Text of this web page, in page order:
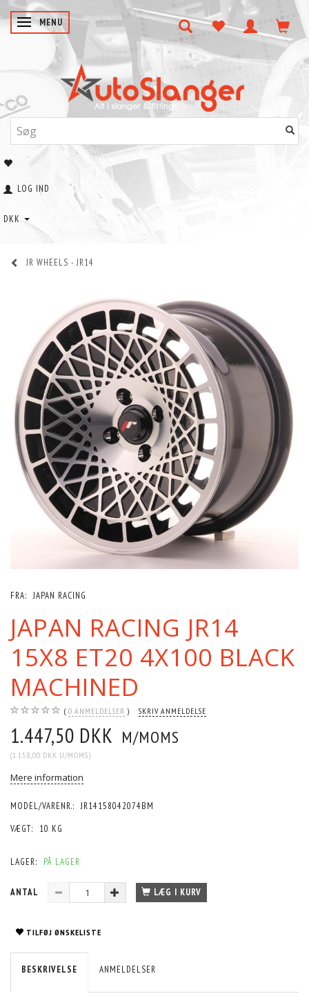
SKIFTE NAVIGATION
MENU
LOG IND
DKK
JR WHEELS - JR14
FRA: JAPAN RACING
JAPAN RACING JR14
15X8 ET20 4X100 BLACK
MACHINED
0 ANMELDELSER SKRIV ANMELDELSE
1.447,50 DKK M/MOMS
(1.158,00 DKK U/MOMS)
Mere information
MODEL/VARENR.: JR14158042074BM
VÆGT:
10 KG
LAGER: PÅ LAGER
ANTAL LÆG I KURV
TILFØJ ØNSKELISTE
BESKRIVELSE ANMELDELSER